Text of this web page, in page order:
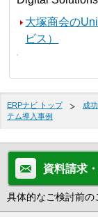
大塚商会の
ビス）
ERPナビ トップ 成
テム導入事例
資料請求
具体的なご検討前の